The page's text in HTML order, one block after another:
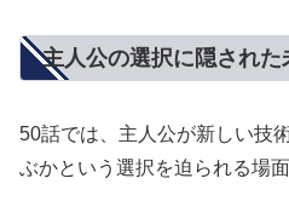
主人公の選択に隠された
50話では、主人公が新しい技
ぶかという選択を迫られる場面